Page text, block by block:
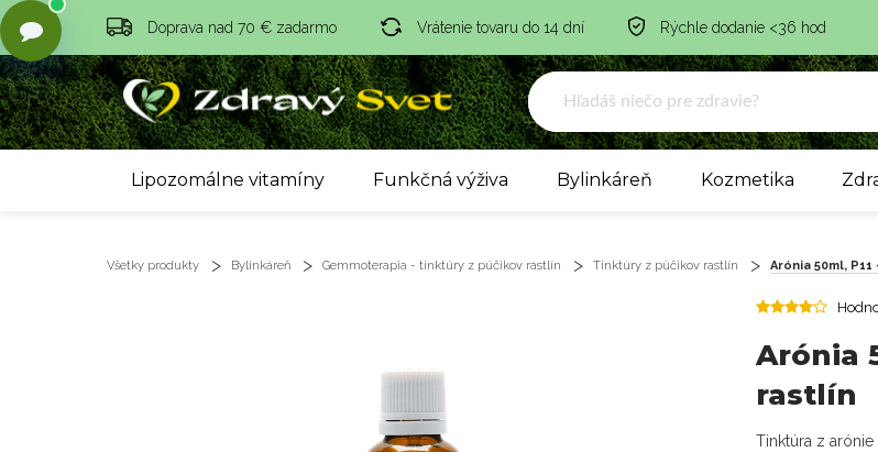
Doprava nad 70 € zadarmo Vrátenie tovaru do 14 dní Rýchle dodanie <36 hod
Lipozomálne vitamíny Funkčná výživa Bylinkáreň Kozmetika
Všetky produkty Bylinkáreň Gemmoterapia - tinktúry z púčikov rastlín Tinktúry z púčikov rastlín Arónia 50ml,
Arónia
rastlín
Tinktúra z